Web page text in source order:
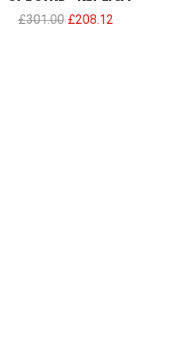
£301.00 £208.12